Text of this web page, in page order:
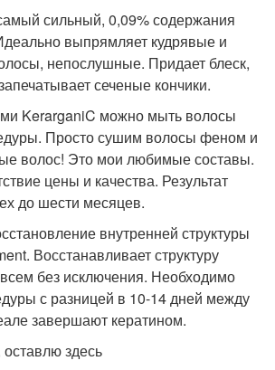
сильный, 0,09% содержания
выпрямляет кудрявые и
непослушные. Придает блеск,
сеченые кончики.
KerarganiC можно мыть волосы
Просто сушим волосы феном и
волос! Это мои любимые составы.
цены и качества. Результат
до шести месяцев.
внутренней структуры
Восстанавливает структуру
без исключения. Необходимо
с разницей в 10-14 дней между
завершают кератином.
здесь